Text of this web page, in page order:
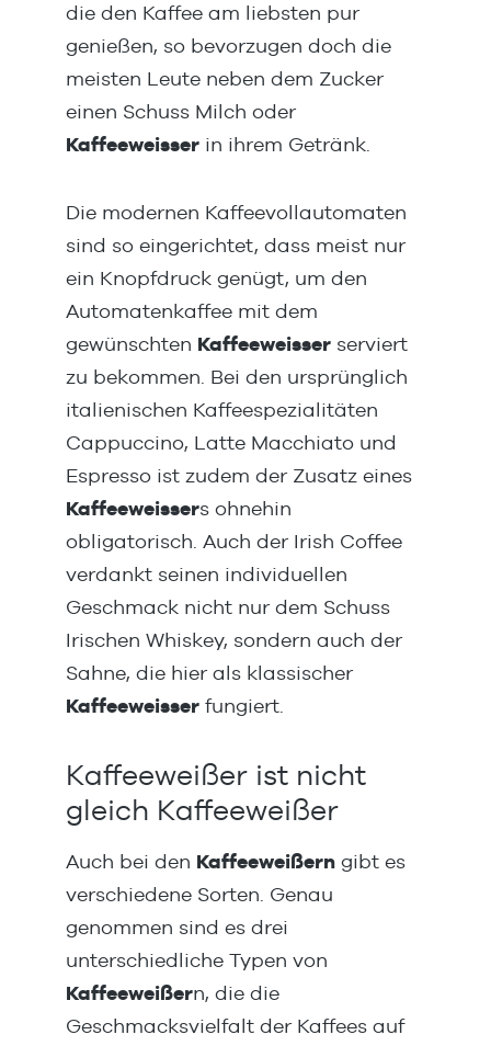
die den Kaffee am liebsten pur
genießen, so bevorzugen doch die
meisten Leute neben dem Zucker
einen Schuss Milch oder
Kaffeeweisser in ihrem Getränk.
Die modernen Kaffeevollautomaten
sind so eingerichtet, dass meist nur
ein Knopfdruck genügt, um den
Automatenkaffee mit dem
gewünschten Kaffeeweisser serviert
zu bekommen. Bei den ursprünglich
italienischen Kaffeespezialitäten
Cappuccino, Latte Macchiato und
Espresso ist zudem der Zusatz eines
Kaffeeweissers ohnehin
obligatorisch. Auch der Irish Coffee
verdankt seinen individuellen
Geschmack nicht nur dem Schuss
Irischen Whiskey, sondern auch der
Sahne, die hier als klassischer
Kaffeeweisser fungiert.
Kaffeeweißer ist nicht
gleich Kaffeeweißer
Auch bei den Kaffeeweißern gibt es
verschiedene Sorten. Genau
genommen sind es drei
unterschiedliche Typen von
Kaffeeweißern, die die
Geschmacksvielfalt der Kaffees auf